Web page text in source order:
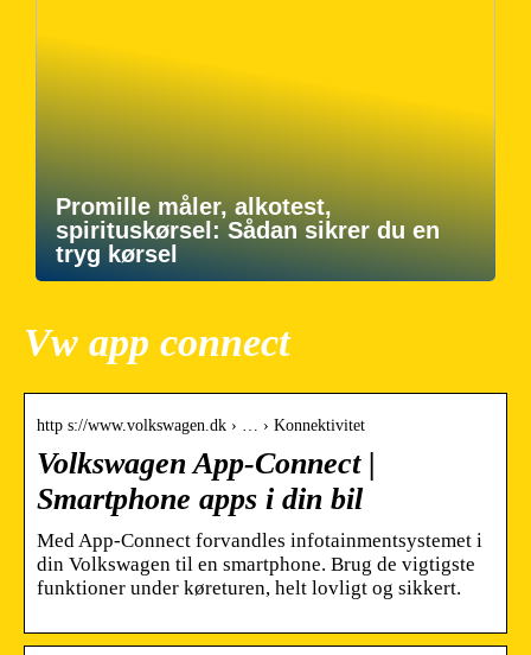
Promille måler, alkotest,
spirituskørsel: Sådan sikrer du en
tryg kørsel
Vw app connect
http s://www.volkswagen.dk › … › Konnektivitet
Volkswagen App-Connect |
Smartphone apps i din bil
Med App-Connect forvandles infotainmentsystemet i
din Volkswagen til en smartphone. Brug de vigtigste
funktioner under køreturen, helt lovligt og sikkert.